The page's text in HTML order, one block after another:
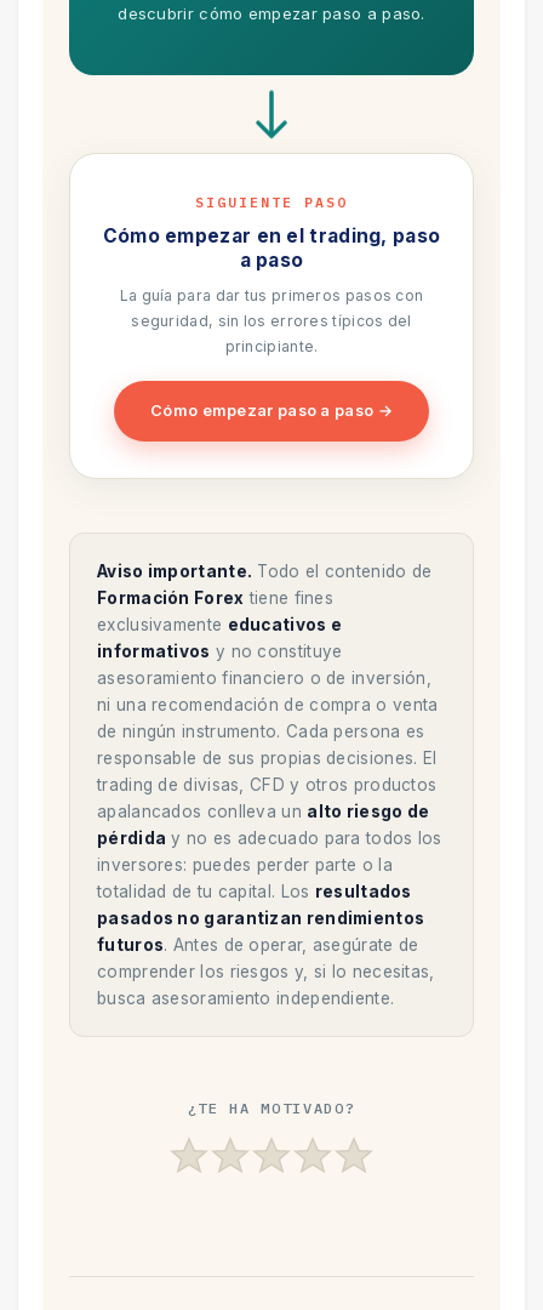
descubrir cómo empezar paso a paso.
SIGUIENTE PASO
Cómo empezar en el trading, paso
a paso
La guía para dar tus primeros pasos con
seguridad, sin los errores típicos del
principiante.
Cómo empezar paso a paso →
Aviso importante. Todo el contenido de
Formación Forex tiene fines
exclusivamente educativos e
informativos y no constituye
asesoramiento financiero o de inversión,
ni una recomendación de compra o venta
de ningún instrumento. Cada persona es
responsable de sus propias decisiones. El
trading de divisas, CFD y otros productos
apalancados conlleva un alto riesgo de
pérdida y no es adecuado para todos los
inversores: puedes perder parte o la
totalidad de tu capital. Los resultados
pasados no garantizan rendimientos
futuros. Antes de operar, asegúrate de
comprender los riesgos y, si lo necesitas,
busca asesoramiento independiente.
¿TE HA MOTIVADO?